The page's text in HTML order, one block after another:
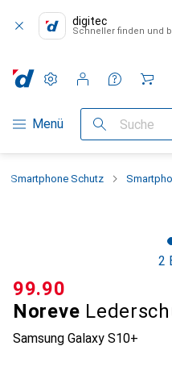
digitec
Schneller finden und
Navigation nach Kategorien
Menü Suche
Einstellungen
Kundenkonto
Vergleichslisten
Merklisten
Warenkorb
Smartphone Schutz
2
Noreve
Samsung Galaxy S10+
CHF
99.90